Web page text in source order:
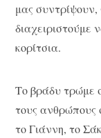
μας
κορίτσια.
Το βράδυ τρώμε
τους
το Γιάννη, το